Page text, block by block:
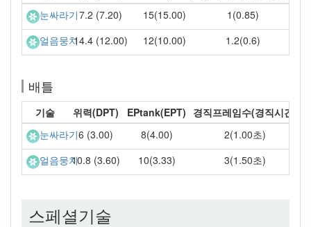
눈싸라기7.2 (7.20) 15(15.00)
1(0.85)
얼음뭉치14.4 (12.00) 12(10.00) 1.2(0.6)
배틀
기술 위력(DPT) EPtank(EPT) 경직프레임수(경직시간)
눈싸라기6 (3.00) 8(4.00)
2(1.00초)
얼음뭉치10.8 (3.60) 10(3.33) 3(1.50초)
스페셜기술